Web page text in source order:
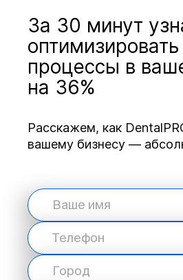
За 30 минут
процессы в
на 36%
Расскажем, как
вашему бизнесу —